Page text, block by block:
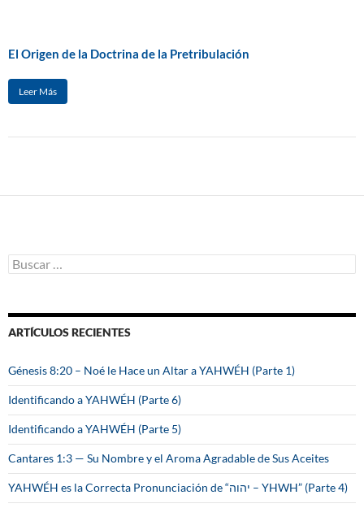
El Origen de la Doctrina de la Pretribulación
Leer Más
B
u
a
r
ARTÍCULOS RECIENTES
Génesis 8:20 – Noé le Hace un Altar a YAHWÉH (Parte 1)
Identificando a YAHWÉH (Parte 6)
Identificando a YAHWÉH (Parte 5)
Cantares 1:3 — Su Nombre y el Aroma Agradable de Sus Aceites
YAHWÉH es la Correcta Pronunciación de “יהוה – YHWH” (Parte 4)